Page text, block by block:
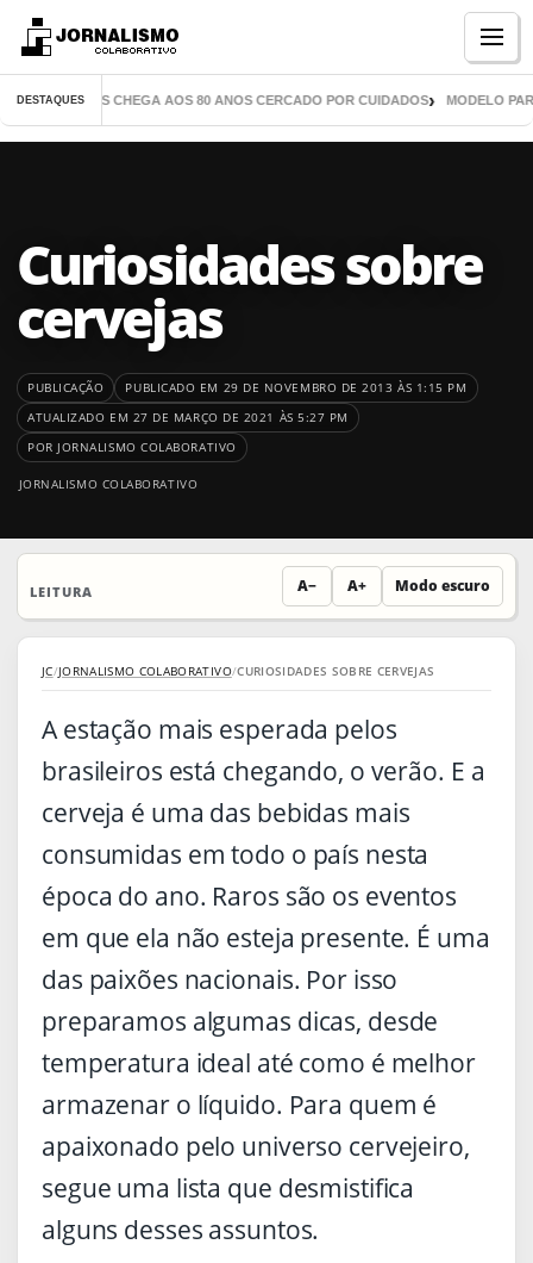
DESTAQUES
MIL LIVROS CHEGA AOS 80 ANOS CERCADO POR CUIDADOS MODELO
Curiosidades sobre
cervejas
PUBLICAÇÃO
PUBLICADO EM 29 DE NOVEMBRO DE 2013 ÀS 1:15 PM
ATUALIZADO EM 27 DE MARÇO DE 2021 ÀS 5:27 PM
POR JORNALISMO COLABORATIVO
JORNALISMO COLABORATIVO
LEITURA A− A+ Modo escuro
JC/JORNALISMO COLABORATIVO/CURIOSIDADES SOBRE CERVEJAS
A estação mais esperada pelos
brasileiros está chegando, o verão. E a
cerveja é uma das bebidas mais
consumidas em todo o país nesta
época do ano. Raros são os eventos
em que ela não esteja presente. É uma
das paixões nacionais. Por isso
preparamos algumas dicas, desde
temperatura ideal até como é melhor
armazenar o líquido. Para quem é
apaixonado pelo universo cervejeiro,
segue uma lista que desmistifica
alguns desses assuntos.